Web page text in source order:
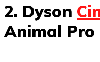
2. Dyson
Animal Pro